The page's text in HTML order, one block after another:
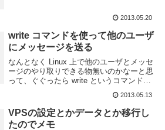
がリセットされてしまうので注意が必要。
グラフを増やす手始めに標準のままでは
な...
2013.05.20
write コマンドを使って他のユーザ
にメッセージを送る
なんとなく Linux 上で他のユーザとメッセ
ージのやり取りできる物無いのかなーと思
って、ぐぐったら write というコマンドで
にログインしてたユーザとやってみた。
write の使い方使い方は簡単 w...
2013.05.13
VPSの設定とかデータとか移行し
たのでメモ